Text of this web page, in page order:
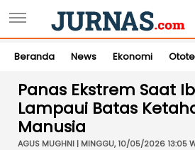
Beranda News Ekonomi
Panas Ekstrem Saat
Lampaui Batas
Manusia
AGUS MUGHNI | MINGGU, 10/05/2026 13:05